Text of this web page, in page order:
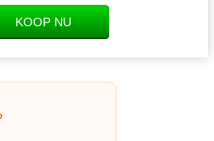
KOOP NU